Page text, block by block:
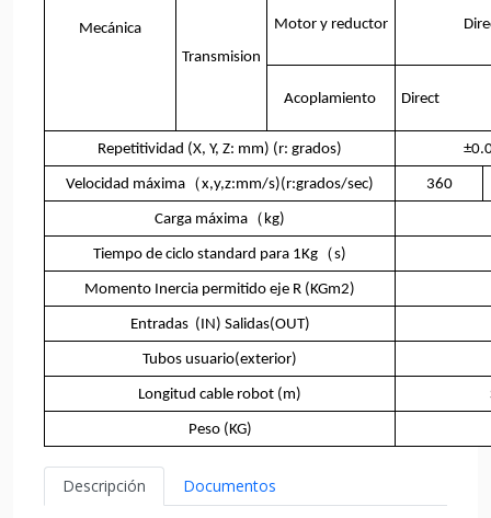
Mecánica
Transmision
Motor y reductor
Acoplamiento Direct
Repetitividad (X, Y, Z: mm) (r: grados)
Velocidad máxima（x,y,z:mm/s)(r:grados/sec) 360
Carga máxima（kg)
Tiempo de ciclo standard para 1Kg（s)
Momento Inercia permitido eje R (KGm2)
Entradas (IN) Salidas(OUT)
Tubos usuario(exterior)
Longitud cable robot (m)
Peso (KG)
Descripción Documentos